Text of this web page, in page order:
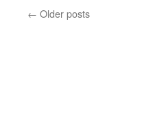
← Older posts